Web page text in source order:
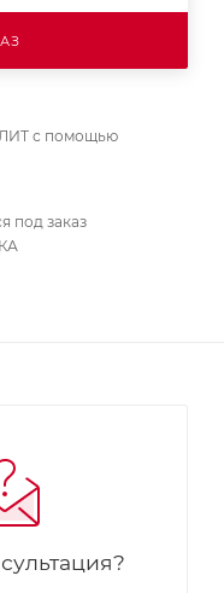
с помощью
под заказ